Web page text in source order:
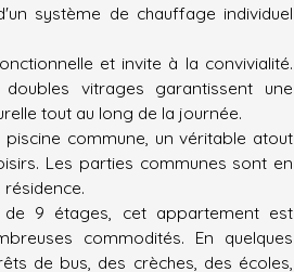
système de chauffage individuel
et invite à la convivialité.
vitrages garantissent une
tout au long de la journée.
commune, un véritable atout
Les parties communes sont en
9 étages, cet appartement est
commodités. En quelques
de bus, des crèches, des écoles,